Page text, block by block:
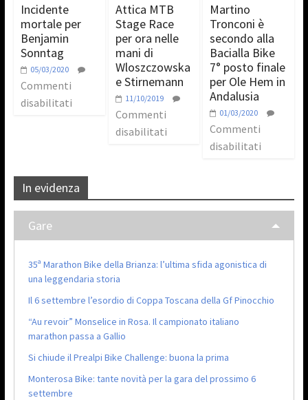
Incidente
mortale per
Benjamin
Sonntag
05/03/2020
Commenti
disabilitati
Attica MTB
Stage Race
per ora nelle
mani di
Wloszczowska
e Stirnemann
11/10/2019
Commenti
disabilitati
Martino
Tronconi è
secondo alla
Bacialla Bike
7° posto finale
per Ole Hem in
Andalusia
01/03/2020
Commenti
disabilitati
In evidenza
Gare
35ª Marathon Bike della Brianza: l’ultima sfida agonistica di
una leggendaria storia
Il 6 settembre l’esordio di Coppa Toscana della Gf Pinocchio
“Au revoir” Monselice in Rosa. Il campionato italiano
marathon passa a Gallio
Si chiude il Prealpi Bike Challenge: buona la prima
Monterosa Bike: tante novità per la gara del prossimo 6
settembre